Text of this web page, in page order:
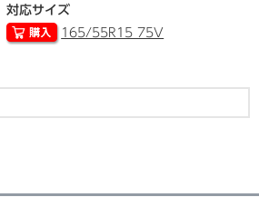
対応サイズ
165/55R15 75V